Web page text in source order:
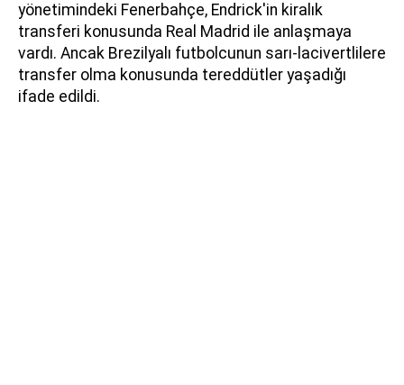
yönetimindeki Fenerbahçe, Endrick'in kiralık
transferi konusunda Real Madrid ile anlaşmaya
vardı. Ancak Brezilyalı futbolcunun sarı-lacivertlilere
transfer olma konusunda tereddütler yaşadığı
ifade edildi.